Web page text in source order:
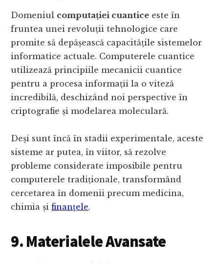
Domeniul computației cuantice este în
fruntea unei revoluții tehnologice care
promite să depășească capacitățile sistemelor
informatice actuale. Computerele cuantice
utilizează principiile mecanicii cuantice
pentru a procesa informații la o viteză
incredibilă, deschizând noi perspective în
criptografie și modelarea moleculară.
Deși sunt încă în stadii experimentale, aceste
sisteme ar putea, în viitor, să rezolve
probleme considerate imposibile pentru
computerele tradiționale, transformând
cercetarea în domenii precum medicina,
chimia șifinanțele.
9. Materialele Avansate